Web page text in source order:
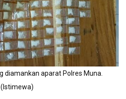
diamankan aparat Polres Muna.
(Istimewa)